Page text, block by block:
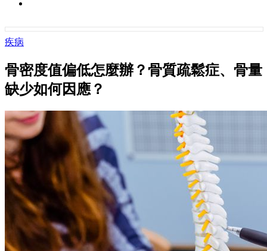
疾病
骨密度值偏低怎麼辦？骨質疏鬆症、骨量
缺少如何因應？